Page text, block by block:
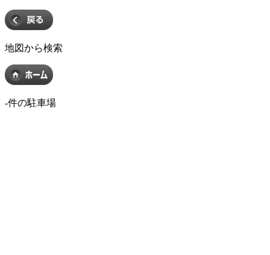
地図から検索
-件の駐車場